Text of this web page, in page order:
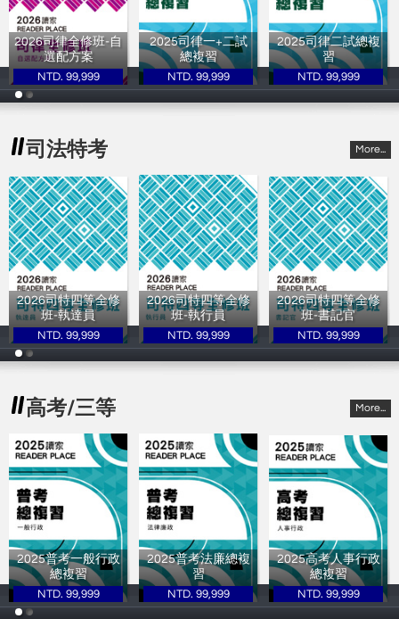
2026司律全修班-自
選配方案
讀家補習班
NTD. 99,999
2025司律一+二試
總複習
讀家補習班
NTD. 99,999
2025司律二試總複
習
讀家補習班
NTD. 99,999
司法特考 More...
2026司特四等全修
班-執達員
讀家補習班
NTD. 99,999
2026司特四等全修
班-執行員
讀家補習班
NTD. 99,999
2026司特四等全修
班-書記官
讀家補習班
NTD. 99,999
高考/三等 More...
2025普考一般行政
總複習
讀家補習班
NTD. 99,999
2025普考法廉總複
習
讀家補習班
NTD. 99,999
2025高考人事行政
總複習
讀家補習班
NTD. 99,999